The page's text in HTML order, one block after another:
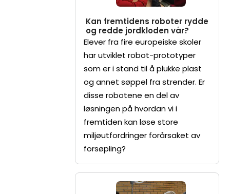
Kan fremtidens roboter rydde
og redde jordkloden vår?
Elever fra fire europeiske skoler
har utviklet robot-prototyper
som er i stand til å plukke plast
og annet søppel fra strender. Er
disse robotene en del av
løsningen på hvordan vi i
fremtiden kan løse store
miljøutfordringer forårsaket av
forsøpling?